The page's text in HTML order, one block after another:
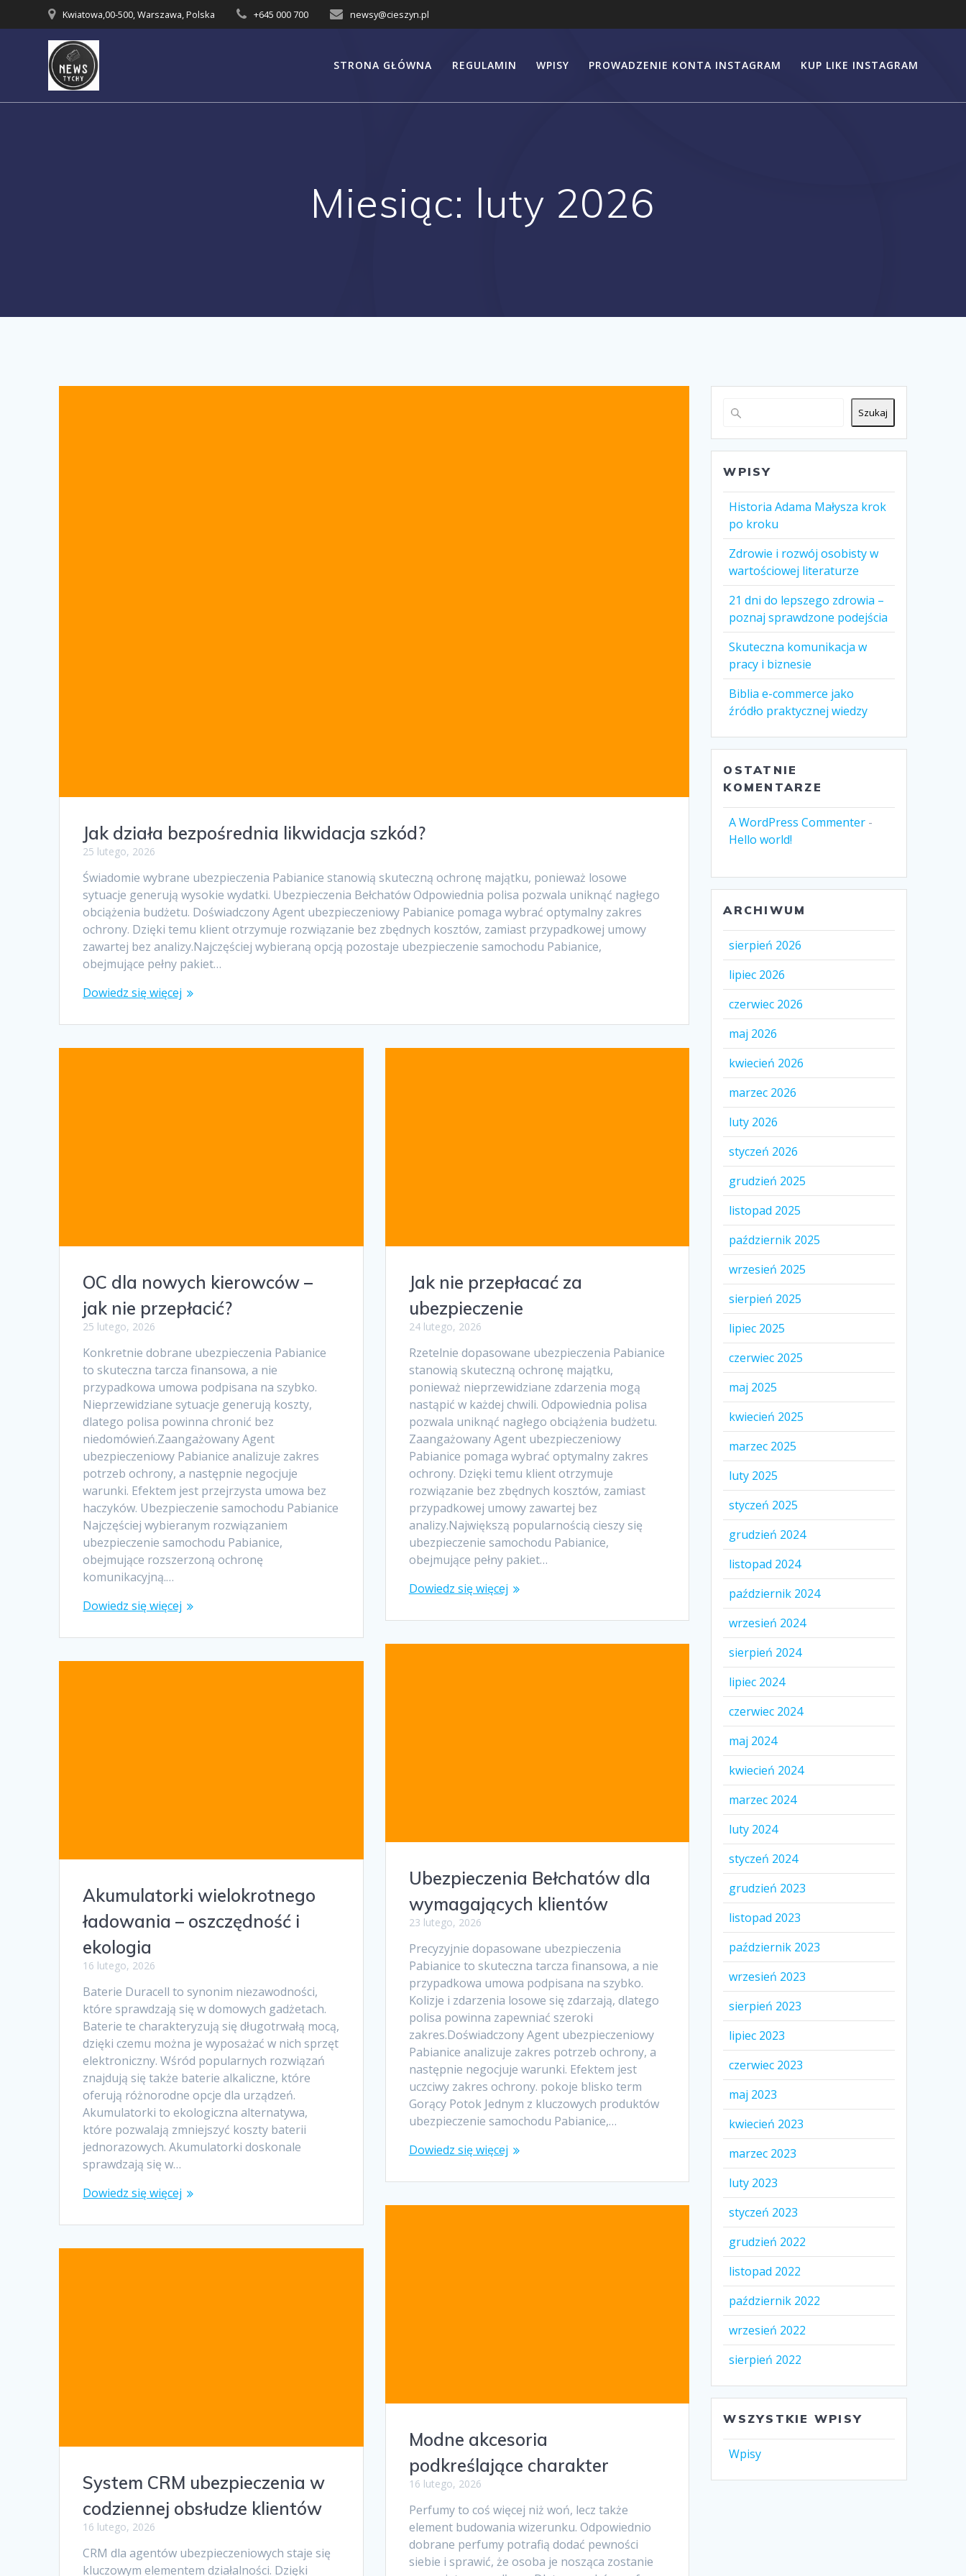
to
Kwiatowa,00-500, Warszawa, Polska +645 000 700 newsy@cieszyn.pl
STRONA GŁÓWNA REGULAMIN WPISY PROWADZENIE KONTA INSTAGRAM KUP LIKE INSTAGRAM
Miesiąc: luty 2026
Jak działa bezpośrednia likwidacja szkód?
25 lutego, 2026
Świadomie wybrane ubezpieczenia Pabianice stanowią skuteczną ochronę majątku, ponieważ losowe
sytuacje generują wysokie wydatki. Ubezpieczenia Bełchatów Odpowiednia polisa pozwala uniknąć nagłego
obciążenia budżetu. Doświadczony Agent ubezpieczeniowy Pabianice pomaga wybrać optymalny zakres
ochrony. Dzięki temu klient otrzymuje rozwiązanie bez zbędnych kosztów, zamiast przypadkowej umowy
zawartej bez analizy.Najczęściej wybieraną opcją pozostaje ubezpieczenie samochodu Pabianice,
obejmujące pełny pakiet…
Dowiedz się więcej
OC dla nowych kierowców –
jak nie przepłacić?
25 lutego, 2026
Konkretnie dobrane ubezpieczenia Pabianice
to skuteczna tarcza finansowa, a nie
przypadkowa umowa podpisana na szybko.
Nieprzewidziane sytuacje generują koszty,
dlatego polisa powinna chronić bez
niedomówień.Zaangażowany Agent
ubezpieczeniowy Pabianice analizuje zakres
potrzeb ochrony, a następnie negocjuje
warunki. Efektem jest przejrzysta umowa bez
haczyków. Ubezpieczenie samochodu Pabianice
Najczęściej wybieranym rozwiązaniem
ubezpieczenie samochodu Pabianice,
obejmujące rozszerzoną ochronę
komunikacyjną.…
Dowiedz się więcej
Jak nie przepłacać za
ubezpieczenie
24 lutego, 2026
Rzetelnie dopasowane ubezpieczenia Pabianice
stanowią skuteczną ochronę majątku,
ponieważ nieprzewidziane zdarzenia mogą
nastąpić w każdej chwili. Odpowiednia polisa
pozwala uniknąć nagłego obciążenia budżetu.
Zaangażowany Agent ubezpieczeniowy
Pabianice pomaga wybrać optymalny zakres
ochrony. Dzięki temu klient otrzymuje
rozwiązanie bez zbędnych kosztów, zamiast
przypadkowej umowy zawartej bez
analizy.Największą popularnością cieszy się
ubezpieczenie samochodu Pabianice,
obejmujące pełny pakiet…
Dowiedz się więcej
Ubezpieczenia Bełchatów dla
wymagających klientów
23 lutego, 2026
Precyzyjnie dopasowane ubezpieczenia
Pabianice to skuteczna tarcza finansowa, a nie
przypadkowa umowa podpisana na szybko.
Kolizje i zdarzenia losowe się zdarzają, dlatego
polisa powinna zapewniać szeroki
zakres.Doświadczony Agent ubezpieczeniowy
Pabianice analizuje zakres potrzeb ochrony, a
następnie negocjuje warunki. Efektem jest
uczciwy zakres ochrony. pokoje blisko term
Gorący Potok Jednym z kluczowych produktów
ubezpieczenie samochodu Pabianice,…
Dowiedz się więcej
Akumulatorki wielokrotnego
ładowania – oszczędność i
ekologia
16 lutego, 2026
Baterie Duracell to synonim niezawodności,
które sprawdzają się w domowych gadżetach.
Baterie te charakteryzują się długotrwałą mocą,
dzięki czemu można je wyposażać w nich sprzęt
elektroniczny. Wśród popularnych rozwiązań
znajdują się także baterie alkaliczne, które
oferują różnorodne opcje dla urządzeń.
Akumulatorki to ekologiczna alternatywa,
które pozwalają zmniejszyć koszty baterii
jednorazowych. Akumulatorki doskonale
sprawdzają się w…
Dowiedz się więcej
Modne akcesoria
podkreślające charakter
16 lutego, 2026
Perfumy to coś więcej niż woń, lecz także
element budowania wizerunku. Odpowiednio
dobrane perfumy potrafią dodać pewności
siebie i sprawić, że osoba je nosząca zostanie
System CRM ubezpieczenia w
codziennej obsłudze klientów
16 lutego, 2026
CRM dla agentów ubezpieczeniowych staje się
kluczowym elementem działalności. Dzięki
Szukaj
WPISY
Historia Adama Małysza krok
po kroku
Zdrowie i rozwój osobisty w
wartościowej literaturze
21 dni do lepszego zdrowia –
poznaj sprawdzone podejścia
Skuteczna komunikacja w
pracy i biznesie
Biblia e-commerce jako
źródło praktycznej wiedzy
OSTATNIE
KOMENTARZE
A WordPress Commenter -
Hello world!
ARCHIWUM
sierpień 2026
lipiec 2026
czerwiec 2026
maj 2026
kwiecień 2026
marzec 2026
luty 2026
styczeń 2026
grudzień 2025
listopad 2025
październik 2025
wrzesień 2025
sierpień 2025
lipiec 2025
czerwiec 2025
maj 2025
kwiecień 2025
marzec 2025
luty 2025
styczeń 2025
grudzień 2024
listopad 2024
październik 2024
wrzesień 2024
sierpień 2024
lipiec 2024
czerwiec 2024
maj 2024
kwiecień 2024
marzec 2024
luty 2024
styczeń 2024
grudzień 2023
listopad 2023
październik 2023
wrzesień 2023
sierpień 2023
lipiec 2023
czerwiec 2023
maj 2023
kwiecień 2023
marzec 2023
luty 2023
styczeń 2023
grudzień 2022
listopad 2022
październik 2022
wrzesień 2022
sierpień 2022
WSZYSTKIE WPISY
Wpisy